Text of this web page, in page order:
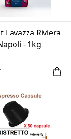
Lavazza Riviera
- 1kg